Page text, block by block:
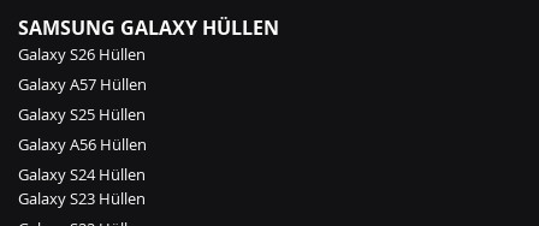
SAMSUNG GALAXY HÜLLEN
Galaxy S26 Hüllen
Galaxy A57 Hüllen
Galaxy S25 Hüllen
Galaxy A56 Hüllen
Galaxy S24 Hüllen
Galaxy S23 Hüllen